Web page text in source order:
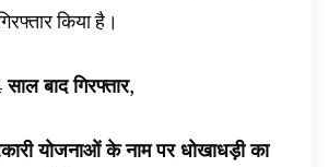
किया है।
बाद गिरफ्तार,
योजनाओं के नाम पर धोखाधड़ी का